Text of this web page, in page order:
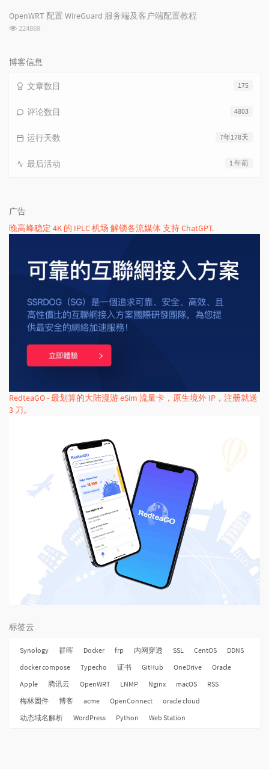
次
OpenWRT 配置 WireGuard 服务端及客户端配置教程
浏
数:
224869
博客信息
175
文章数目
4803
评论数目
7年178天
运行天数
1 年前
最后活动
广告
晚高峰稳定 4K 的 IPLC 机场 解锁各流媒体 支持 ChatGPT.
RedteaGO - 最划算的大陆漫游 eSim 流量卡，原生境外 IP，注册就送
3 刀。
标签云
Synology 群晖 Docker frp 内网穿透 SSL CentOS
DDNS
docker compose
Typecho 证书 GitHub OneDrive
Oracle
Apple
腾讯云 OpenWRT LNMP Nginx macOS
RSS
梅林固件
博客 acme OpenConnect
oracle cloud
动态域名解析
WordPress Python Web Station